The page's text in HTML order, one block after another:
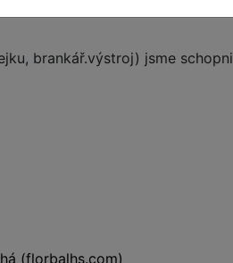
brankář.výstroj) jsme schopni
(florbalhs.com)